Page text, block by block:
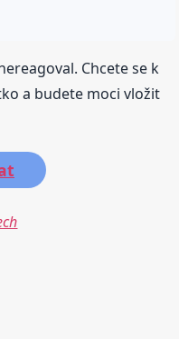
Chcete se k
a budete moci vložit